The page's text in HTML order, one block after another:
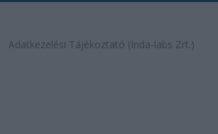
Adatkezelési Tájékoztató (Inda-labs Zrt.)